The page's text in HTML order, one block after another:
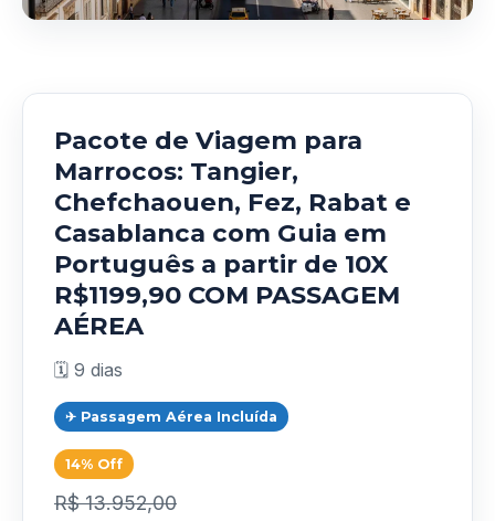
Pacote de Viagem para
Marrocos: Tangier,
Chefchaouen, Fez, Rabat e
Casablanca com Guia em
Português a partir de 10X
R$1199,90 COM PASSAGEM
AÉREA
🗓️ 9 dias
✈ Passagem Aérea Incluída
14% Off
R$ 13.952,00